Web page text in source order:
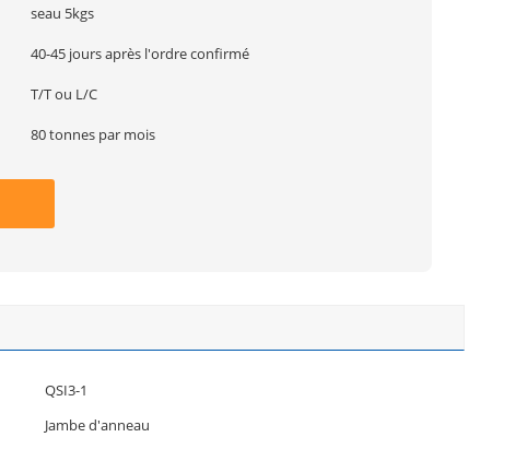
seau 5kgs
40-45 jours après l'ordre confirmé
T/T ou L/C
80 tonnes par mois
QSI3-1
Jambe d'anneau